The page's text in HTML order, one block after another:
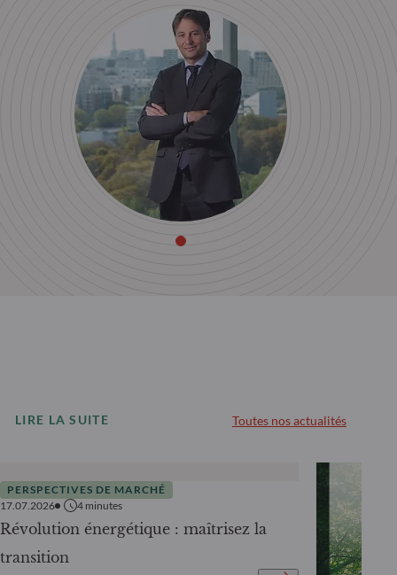
LIRE LA SUITE Toutes nos actualités
PERSPECTIVES DE MARCHÉ
17.07.2026
4 minutes
Révolution énergétique : maîtrisez la
transition